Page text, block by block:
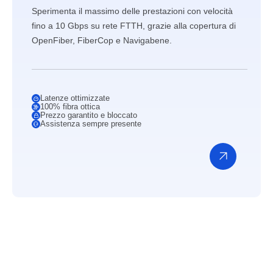
Sperimenta il massimo delle prestazioni con velocità
fino a 10 Gbps su rete FTTH, grazie alla copertura di
OpenFiber, FiberCop e Navigabene.
Latenze ottimizzate
100% fibra ottica
Prezzo garantito e bloccato
Assistenza sempre presente